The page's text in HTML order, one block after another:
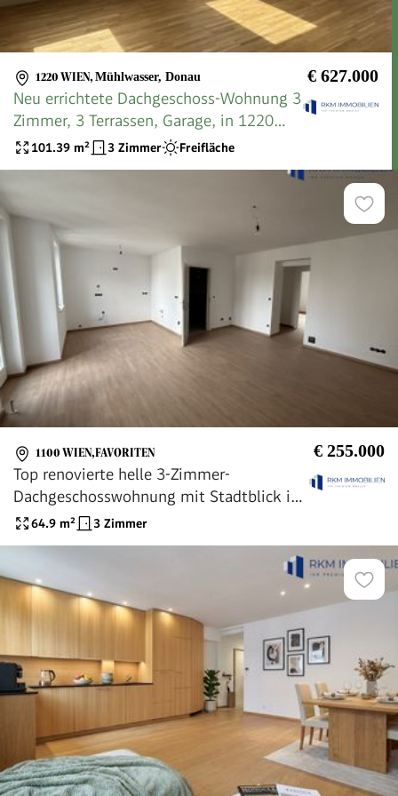
1220 WIEN, Mühlwasser, Donau € 627.000
Neu errichtete Dachgeschoss-Wohnung 3
Zimmer, 3 Terrassen, Garage, in 1220
Wien mit klimaaktiv Bronze Zertifikat
101.39 m² 3 Zimmer Freifläche
1100 WIEN,FAVORITEN € 255.000
Top renovierte helle 3-Zimmer-
Dachgeschosswohnung mit Stadtblick in
1100 Wien
64.9 m² 3 Zimmer